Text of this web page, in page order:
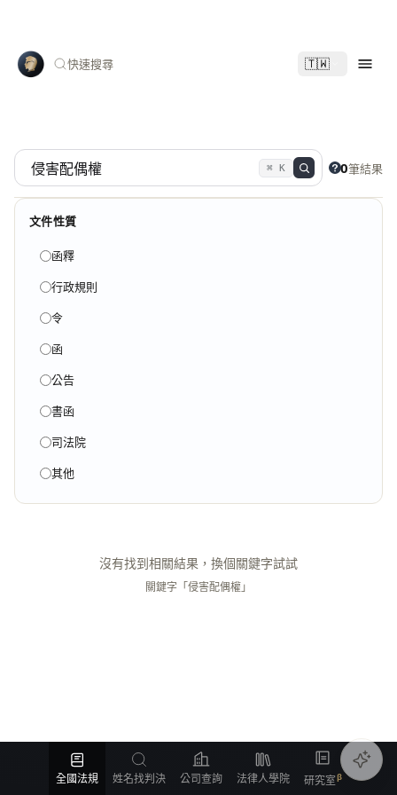
快速搜尋 🇹🇼
⌘ K 0筆結果
文件性質
函釋
行政規則
令
函
公告
書函
司法院
其他
沒有找到相關結果，換個關鍵字試試
關鍵字「侵害配偶權」
全國法規 姓名找判決 公司查詢 法律人學院 研究室